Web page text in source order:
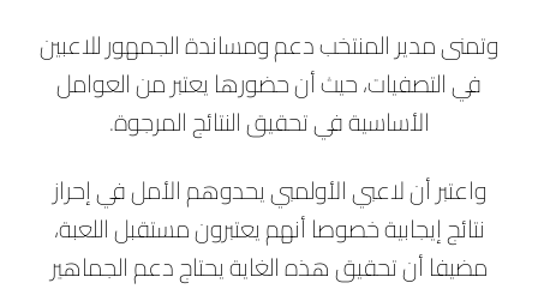
وتمنى مدير المنتخب دعم ومساندة الجمهور للاعبين
في التصفيات، حيث أن حضورها يعتبر من العوامل
الأساسية في تحقيق النتائج المرجوة.
واعتبر أن لاعبي الأولمبي يحدوهم الأمل في إحراز
نتائج إيجابية خصوصا أنهم يعتبرون مستقبل اللعبة،
مضيفا أن تحقيق هذه الغاية يحتاج دعم الجماهير